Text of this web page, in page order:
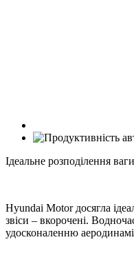
Ідеальне розподілення
Hyundai Motor досягла
звіси – вкорочені.
удосконаленню